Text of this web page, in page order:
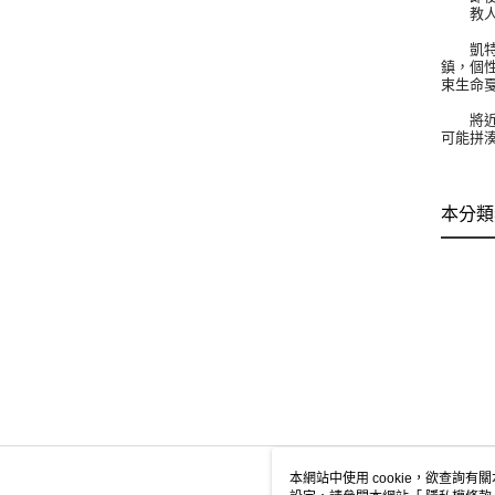
教人
凱特
鎮，個
束生命
將近
可能拼
本分
本網站中使用 cookie，欲查詢有